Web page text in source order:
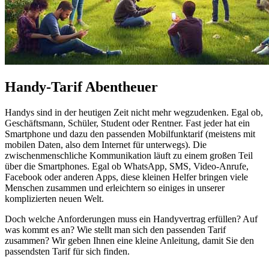
Handy-Tarif Abentheuer
Handys sind in der heutigen Zeit nicht mehr wegzudenken. Egal ob,
Geschäftsmann, Schüler, Student oder Rentner. Fast jeder hat ein
Smartphone und dazu den passenden Mobilfunktarif (meistens mit
mobilen Daten, also dem Internet für unterwegs). Die
zwischenmenschliche Kommunikation läuft zu einem großen Teil
über die Smartphones. Egal ob WhatsApp, SMS, Video-Anrufe,
Facebook oder anderen Apps, diese kleinen Helfer bringen viele
Menschen zusammen und erleichtern so einiges in unserer
komplizierten neuen Welt.
Doch welche Anforderungen muss ein Handyvertrag erfüllen? Auf
was kommt es an? Wie stellt man sich den passenden Tarif
zusammen? Wir geben Ihnen eine kleine Anleitung, damit Sie den
passendsten Tarif für sich finden.